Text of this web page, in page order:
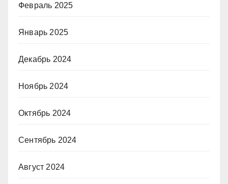
Февраль 2025
Январь 2025
Декабрь 2024
Ноябрь 2024
Октябрь 2024
Сентябрь 2024
Август 2024